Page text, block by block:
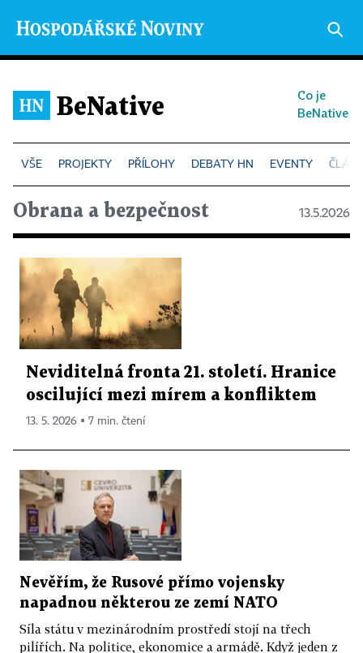
BeNative
Co je
BeNative
PROJEKTY PŘÍLOHY DEBATY HN EVENTY
Obrana a bezpečnost 13.5.2026
Neviditelná fronta 21. století. Hranice
oscilující mezi mírem a konfliktem
13. 5. 2026 ▪ 7 min. čtení
Nevěřím, že Rusové přímo vojensky
napadnou některou ze zemí NATO
Síla státu v mezinárodním prostředí stojí na třech
pilířích. Na politice, ekonomice a armádě. Když jeden z